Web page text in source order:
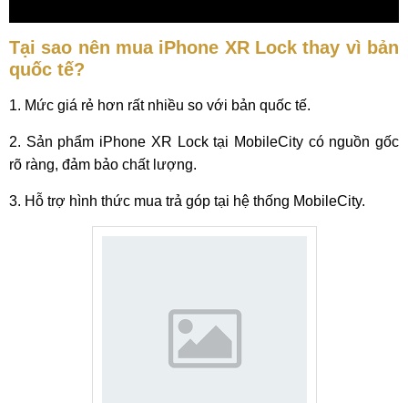
Tại sao nên mua iPhone XR Lock thay vì bản
quốc tế?
1. Mức giá rẻ hơn rất nhiều so với bản quốc tế.
2. Sản phẩm iPhone XR Lock tại MobileCity có nguồn gốc
rõ ràng, đảm bảo chất lượng.
3. Hỗ trợ hình thức mua trả góp tại hệ thống MobileCity.